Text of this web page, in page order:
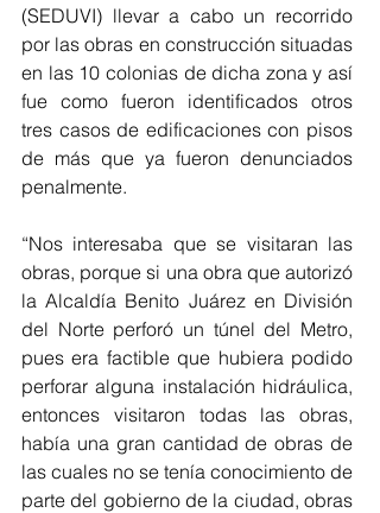
(SEDUVI) llevar a cabo un recorrido
por las obras en construcción situadas
en las 10 colonias de dicha zona y así
fue como fueron identificados otros
tres casos de edificaciones con pisos
de más que ya fueron denunciados
penalmente.
“Nos interesaba que se visitaran las
obras, porque si una obra que autorizó
la Alcaldía Benito Juárez en División
del Norte perforó un túnel del Metro,
pues era factible que hubiera podido
perforar alguna instalación hidráulica,
entonces visitaron todas las obras,
había una gran cantidad de obras de
las cuales no se tenía conocimiento de
parte del gobierno de la ciudad, obras